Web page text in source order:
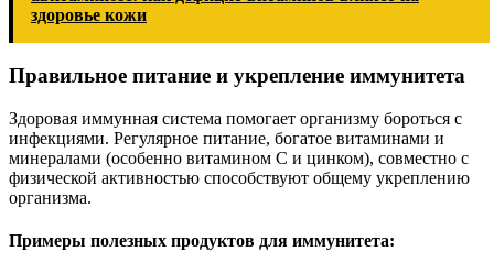
здоровье кожи
Правильное питание и укрепление иммунитета
Здоровая иммунная система помогает организму бороться с
инфекциями. Регулярное питание, богатое витаминами и
минералами (особенно витамином C и цинком), совместно с
физической активностью способствуют общему укреплению
организма.
Примеры полезных продуктов для иммунитета: